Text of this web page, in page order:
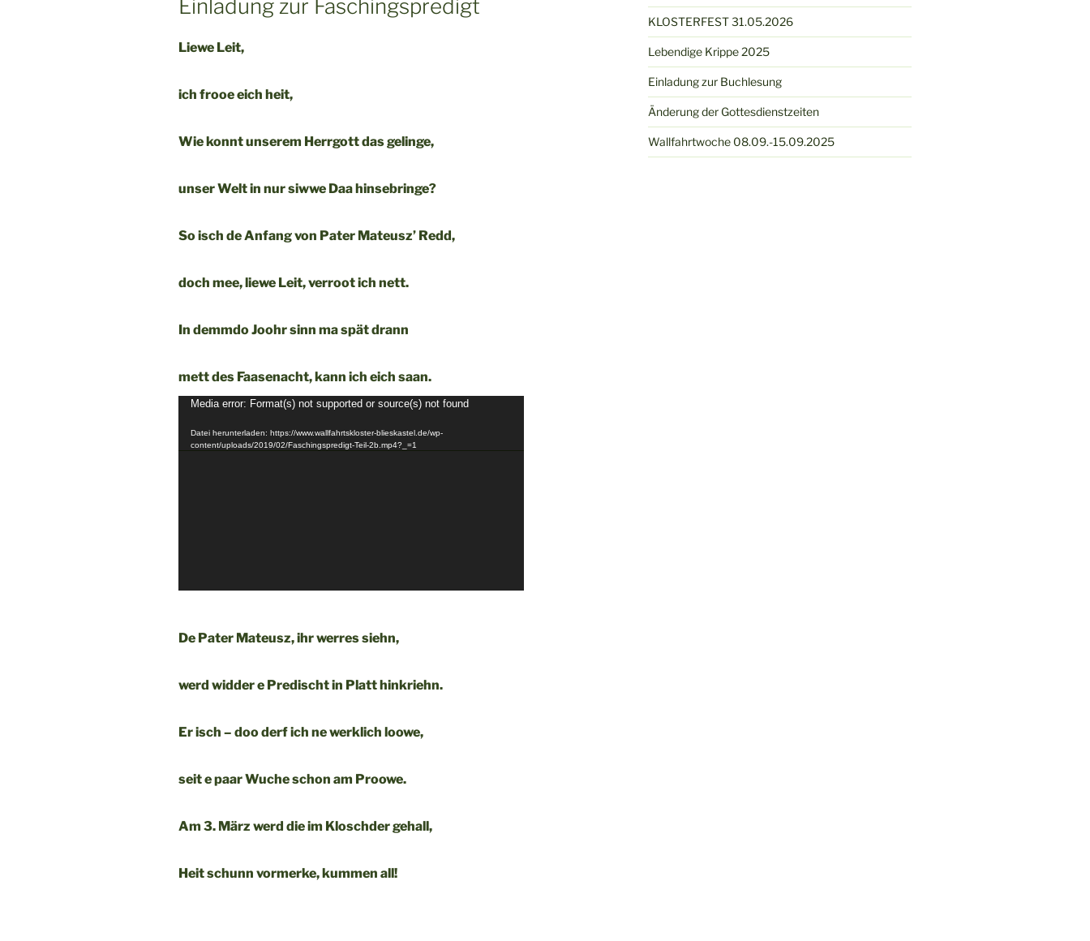
Einladung zur Faschingspredigt
Liewe Leit,
ich frooe eich heit,
Wie konnt unserem Herrgott das gelinge,
unser Welt in nur siwwe Daa hinsebringe?
So isch de Anfang von Pater Mateusz’ Redd,
doch mee, liewe Leit, verroot ich nett.
In demmdo Joohr sinn ma spät drann
mett des Faasenacht, kann ich eich saan.
Video-
Media error: Format(s) not supported or source(s) not found
Datei herunterladen: https://www.wallfahrtskloster-blieskastel.de/wp-
content/uploads/2019/02/Faschingspredigt-Teil-2b.mp4?_=1
De Pater Mateusz, ihr werres siehn,
werd widder e Predischt in Platt hinkriehn.
Er isch – doo derf ich ne werklich loowe,
seit e paar Wuche schon am Proowe.
Am 3. März werd die im Kloschder gehall,
Heit schunn vormerke, kummen all!
KLOSTERFEST 31.05.2026
Lebendige Krippe 2025
Einladung zur Buchlesung
Änderung der Gottesdienstzeiten
Wallfahrtwoche 08.09.-15.09.2025